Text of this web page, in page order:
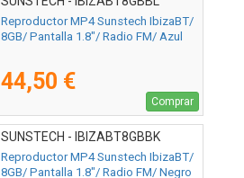
Reproductor MP4 Sunstech IbizaBT/
8GB/ Pantalla 1.8"/ Radio FM/ Azul
44,50 €
Comprar
SUNSTECH - IBIZABT8GBBK
Reproductor MP4 Sunstech IbizaBT/
8GB/ Pantalla 1.8"/ Radio FM/ Negro